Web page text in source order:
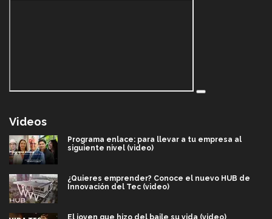
Videos
Programa enlace: para llevar a tu empresa al
siguiente nivel (video)
¿Quieres emprender? Conoce el nuevo HUB de
Innovación del Tec (video)
El joven que hizo del baile su vida (video)